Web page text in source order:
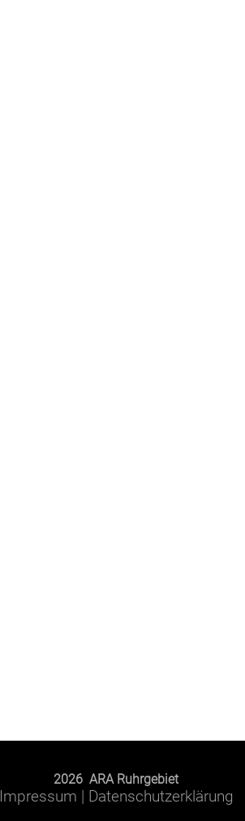
2026 ARA Ruhrgebiet
Impressum | Datenschutzerklärung